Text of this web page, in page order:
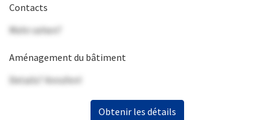
Contacts
Mehr sehen?
Aménagement du bâtiment
Details? Anrufen!
Obtenir les détails